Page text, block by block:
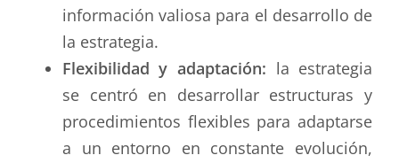
información valiosa para el desarrollo de
la estrategia.
Flexibilidad y adaptación: la estrategia
se centró en desarrollar estructuras y
procedimientos flexibles para adaptarse
a un entorno en constante evolución,